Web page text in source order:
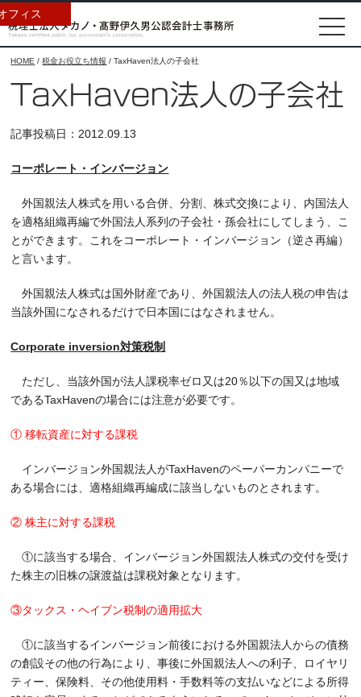
フィス
HOME /税金お役立ち情報 /TaxHaven法人の子会社
TaxHaven法人の子会社
記事投稿日：2012.09.13
コーポレート・インバージョン
外国親法人株式を用いる合併、分割、株式交換により、内国法人
を適格組織再編で外国法人系列の子会社・孫会社にしてしまう、こ
とができます。これをコーポレート・インバージョン（逆さ再編）
と言います。
外国親法人株式は国外財産であり、外国親法人の法人税の申告は
当該外国になされるだけで日本国にはなされません。
Corporate inversion対策税制
ただし、当該外国が法人課税率ゼロ又は20％以下の国又は地域
であるTaxHavenの場合には注意が必要です。
① 移転資産に対する課税
インバージョン外国親法人がTaxHavenのペーパーカンパニーで
ある場合には、適格組織再編成に該当しないものとされます。
② 株主に対する課税
①に該当する場合、インバージョン外国親法人株式の交付を受け
た株主の旧株の譲渡益は課税対象となります。
③タックス・ヘイブン税制の適用拡大
①に該当するインバージョン前後における外国親法人からの債務
の創設その他の行為により、事後に外国親法人への利子、ロイヤリ
ティー、保険料、その他使用料・手数料等の支払いなどによる所得